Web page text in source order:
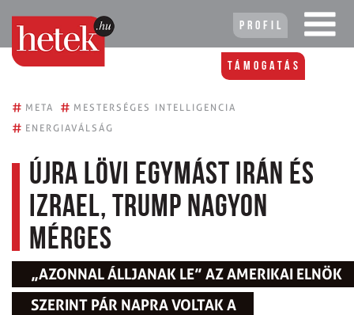
Profil
Támogatás
# META # MESTERSÉGES INTELLIGENCIA
# ENERGIAVÁLSÁG
Újra lövi egymást Irán és
Izrael, Trump nagyon
mérges
„AZONNAL ÁLLJANAK LE” AZ AMERIKAI ELNÖK
SZERINT PÁR NAPRA VOLTAK A